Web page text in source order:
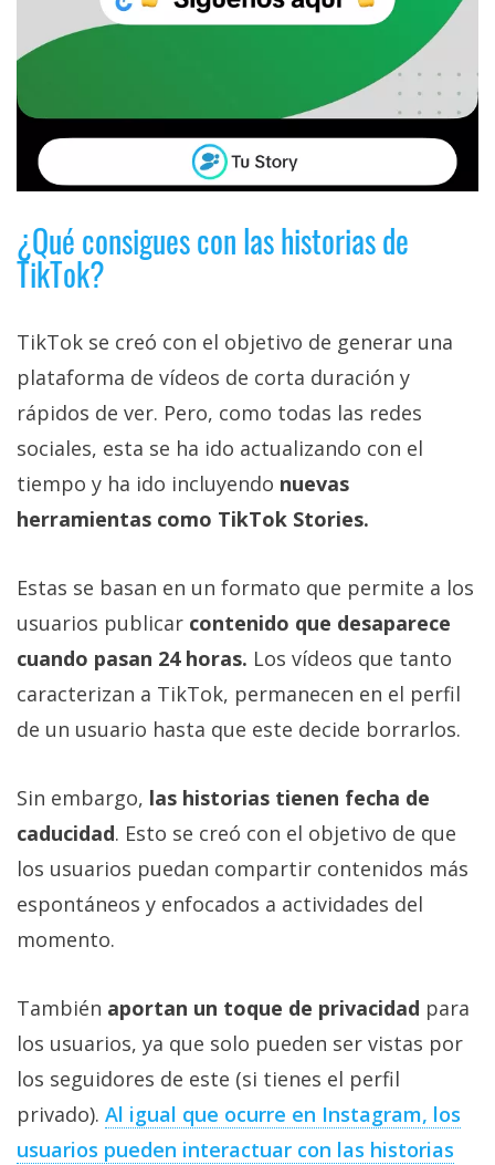
¿Qué consigues con las historias de
TikTok?
TikTok se creó con el objetivo de generar una
plataforma de vídeos de corta duración y
rápidos de ver. Pero, como todas las redes
sociales, esta se ha ido actualizando con el
tiempo y ha ido incluyendo nuevas
herramientas como TikTok Stories.
Estas se basan en un formato que permite a los
usuarios publicar contenido que desaparece
cuando pasan 24 horas. Los vídeos que tanto
caracterizan a TikTok, permanecen en el perfil
de un usuario hasta que este decide borrarlos.
Sin embargo, las historias tienen fecha de
caducidad. Esto se creó con el objetivo de que
los usuarios puedan compartir contenidos más
espontáneos y enfocados a actividades del
momento.
También aportan un toque de privacidad para
los usuarios, ya que solo pueden ser vistas por
los seguidores de este (si tienes el perfil
privado). Al igual que ocurre en Instagram, los
usuarios pueden interactuar con las historias